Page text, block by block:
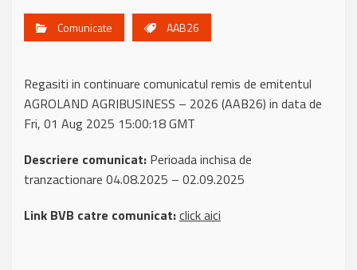
Comunicate AAB26
Regasiti in continuare comunicatul remis de emitentul
AGROLAND AGRIBUSINESS – 2026 (AAB26) in data de
Fri, 01 Aug 2025 15:00:18 GMT
Descriere comunicat: Perioada inchisa de
tranzactionare 04.08.2025 – 02.09.2025
Link BVB catre comunicat:click aici